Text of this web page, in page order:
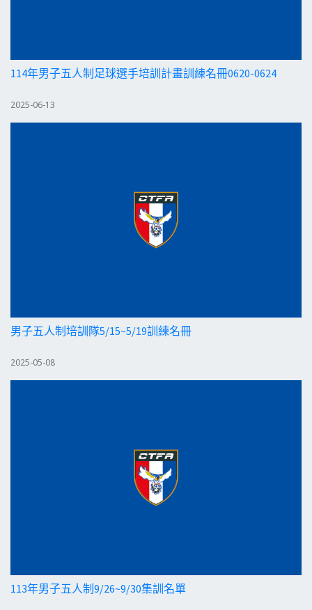
114年男子五人制足球選手培訓計畫訓練名冊0620-0624
2025-06-13
男子五人制培訓隊5/15~5/19訓練名冊
2025-05-08
113年男子五人制9/26~9/30集訓名單